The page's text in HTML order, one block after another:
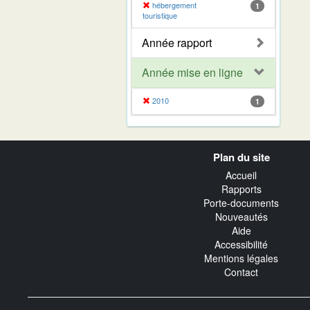
hébergement
touristique
1
Année rapport
Année mise en ligne
2010 1
Plan du site
Accueil
Rapports
Porte-documents
Nouveautés
Aide
Accessibilité
Mentions légales
Contact